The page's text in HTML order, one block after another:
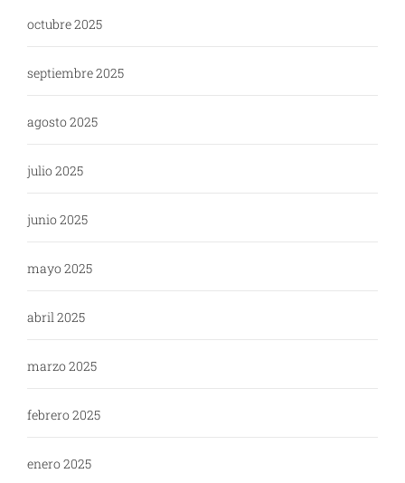
octubre 2025
septiembre 2025
agosto 2025
julio 2025
junio 2025
mayo 2025
abril 2025
marzo 2025
febrero 2025
enero 2025